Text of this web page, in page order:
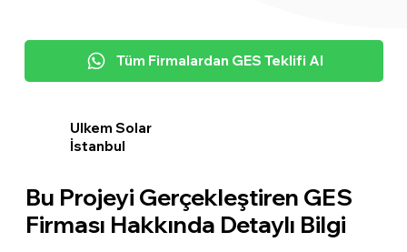
Tüm Firmalardan GES Teklifi Al
Ulkem Solar
İstanbul
Bu Projeyi Gerçekleştiren GES
Firması Hakkında Detaylı Bilgi